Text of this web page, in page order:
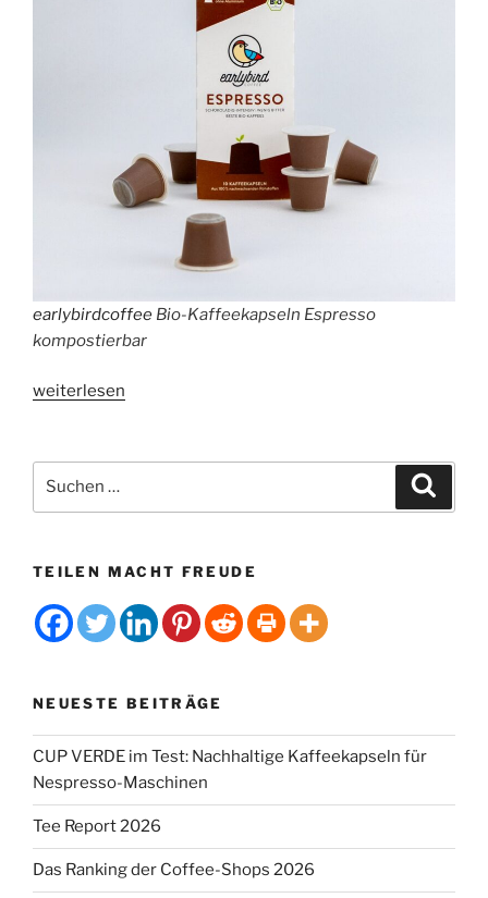
earlybirdcoffee Bio-Kaffeekapseln Espresso
kompostierbar
„Stiftung
und
weiterlesen
nach:
TEILEN MACHT FREUDE
NEUESTE BEITRÄGE
CUP VERDE im Test: Nachhaltige Kaffeekapseln für
Nespresso-Maschinen
Tee Report 2026
Das Ranking der Coffee-Shops 2026